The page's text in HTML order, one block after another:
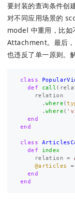
要封装的查询条件创
对不同应用场景的
model 中重用，比
Attachment。最后
也违反了单一原则。
class
def
call (
relation
. where (
. where (
end
end
class
def
index
relation
=
@articles
=
end
end